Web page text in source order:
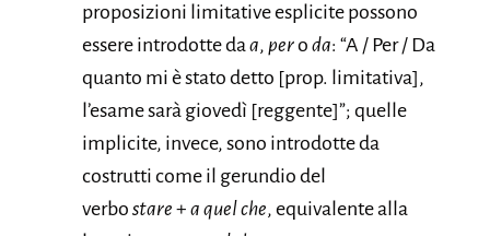
proposizioni limitative esplicite possono
essere introdotte daa, pero da: “A / Per / Da
quanto mi è stato detto [prop. limitativa],
l’esame sarà giovedì [reggente]”; quelle
implicite, invece, sono introdotte da
costrutti come il gerundio del
verbo stare + a quel che, equivalente alla